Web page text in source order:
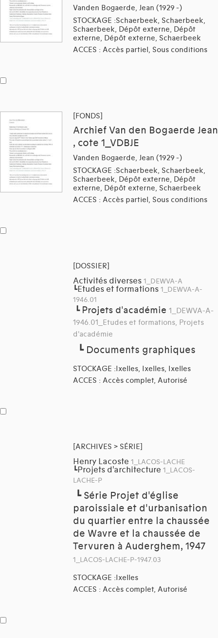
Vanden Bogaerde, Jean (1929 -)
STOCKAGE :Schaerbeek, Schaerbeek,
Schaerbeek, Dépôt externe, Dépôt
externe, Dépôt externe, Schaerbeek
ACCES : Accès partiel, Sous conditions
[FONDS]
Archief Van den Bogaerde Jean
, cote 1_VDBJE
Vanden Bogaerde, Jean (1929 -)
STOCKAGE :Schaerbeek, Schaerbeek,
Schaerbeek, Dépôt externe, Dépôt
externe, Dépôt externe, Schaerbeek
ACCES : Accès partiel, Sous conditions
[DOSSIER]
Activités diverses 1_DEWVA-A
┗Etudes et formations 1_DEWVA-A-
1946.01
┗ Projets d'académie 1_DEWVA-A-
1946.01_Etudes et formations, Projets
d'académie
┗Documents graphiques
STOCKAGE :Ixelles, Ixelles, Ixelles
ACCES : Accès complet, Autorisé
[ARCHIVES > SÉRIE]
Henry Lacoste 1_LACOS-LACHE
┗Projets d'architecture 1_LACOS-
LACHE-P
┗ Série Projet d'église
paroissiale et d'urbanisation
du quartier entre la chaussée
de Wavre et la chaussée de
Tervuren à Auderghem, 1947
1_LACOS-LACHE-P-1947.03
STOCKAGE :Ixelles
ACCES : Accès complet, Autorisé